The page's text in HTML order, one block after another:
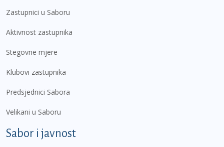
Zastupnici u Saboru
Aktivnost zastupnika
Stegovne mjere
Klubovi zastupnika
Predsjednici Sabora
Velikani u Saboru
Sabor i javnost